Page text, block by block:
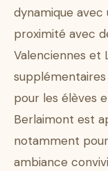
dynamique avec
proximité avec
Valenciennes et
pour les élèves
Berlaimont est
notamment
ambiance